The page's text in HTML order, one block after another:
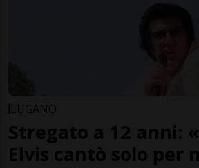
LUGANO
Stregato a 12 anni:
Elvis cantò solo per